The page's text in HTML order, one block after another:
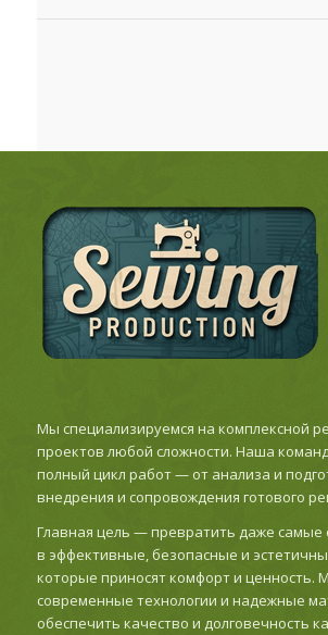
Мы специализируемся на комплексной
проектов любой сложности. Наша
полный цикл работ — от анализа и
внедрения и сопровождения готового
Главная цель — превратить даже самые
в эффективные, безопасные и
которые приносят комфорт и ценность.
современные технологии и надежные
обеспечить качество и долговечность